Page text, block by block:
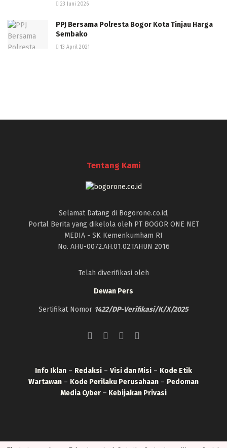
23 Juni 2026
PPJ Bersama Polresta Bogor Kota Tinjau Harga
Sembako
13 April 2021
Tentang Kami
Selamat Datang di Bogorone.co.id,
Portal Berita yang dikelola oleh PT BOGOR ONE NET
MEDIA - SK Kemenkumham RI
No. AHU-0072.AH.01.02.TAHUN 2016
Telah diverifikasi oleh
Dewan Pers
Sertifikat Nomor 1422/DP-Verifikasi/K/X/2025
Info Iklan – Redaksi – Visi dan Misi – Kode Etik
Wartawan – Kode Perilaku Perusahaan – Pedoman
Media Cyber – Kebijakan Privasi